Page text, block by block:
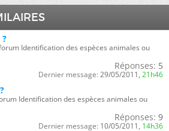
Identification des espèces animales ou
Réponses: 5
Dernier message: 29/05/2011, 21h46
Identification des espèces animales ou
Réponses: 9
Dernier message: 10/05/2011, 14h36